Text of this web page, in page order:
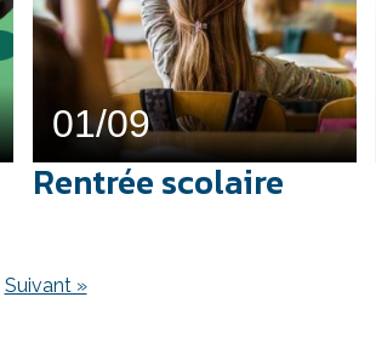
01/09
Rentrée scolaire
Suivant »